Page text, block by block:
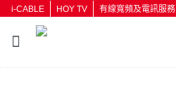
i-CABLE HOY TV 有線寬頻及電訊服務